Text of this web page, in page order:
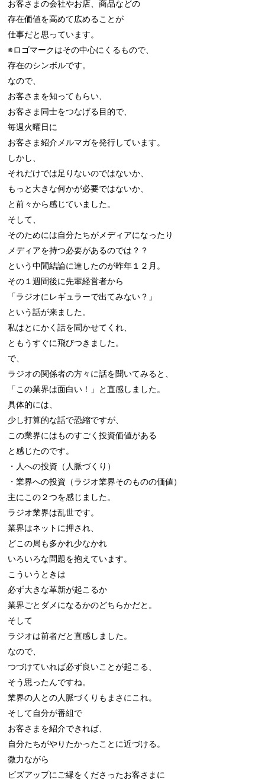
お客さまの会社やお店、商品などの
存在価値を高めて広めることが
仕事だと思っています。
※ロゴマークはその中心にくるもので、
存在のシンボルです。
なので、
お客さまを知ってもらい、
お客さま同士をつなげる目的で、
毎週火曜日に
お客さま紹介メルマガを発行しています。
しかし、
それだけでは足りないのではないか、
もっと大きな何かが必要ではないか、
と前々から感じていました。
そして、
そのためには自分たちがメディアになったり
メディアを持つ必要があるのでは？？
という中間結論に達したのが昨年１２月。
その１週間後に先輩経営者から
「ラジオにレギュラーで出てみない？」
という話が来ました。
私はとにかく話を聞かせてくれ、
ともうすぐに飛びつきました。
で、
ラジオの関係者の方々に話を聞いてみると、
「この業界は面白い！」と直感しました。
具体的には、
少し打算的な話で恐縮ですが、
この業界にはものすごく投資価値がある
と感じたのです。
・人への投資（人脈づくり）
・業界への投資（ラジオ業界そのものの価値）
主にこの２つを感じました。
ラジオ業界は乱世です。
業界はネットに押され、
どこの局も多かれ少なかれ
いろいろな問題を抱えています。
こういうときは
必ず大きな革新が起こるか
業界ごとダメになるかのどちらかだと。
そして
ラジオは前者だと直感しました。
なので、
つづけていれば必ず良いことが起こる、
そう思ったんですね。
業界の人との人脈づくりもまさにこれ。
そして自分が番組で
お客さまを紹介できれば、
自分たちがやりたかったことに近づける。
微力ながら
ビズアップにご縁をくださったお客さまに